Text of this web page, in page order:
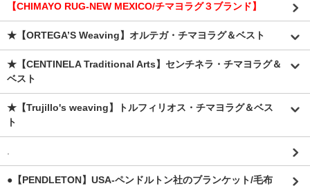
【CHIMAYO RUG-NEW MEXICO/チマヨラグ３ブランド】
★【ORTEGA’S Weaving】オルテガ・チマヨラグ＆ベスト
★【CENTINELA Traditional Arts】センチネラ・チマヨラグ＆
ベスト
★【Trujillo's weaving】トルフィリオス・チマヨラグ＆ベス
ト
●【PENDLETON】USA-ペンドルトン社のブランケット/毛布